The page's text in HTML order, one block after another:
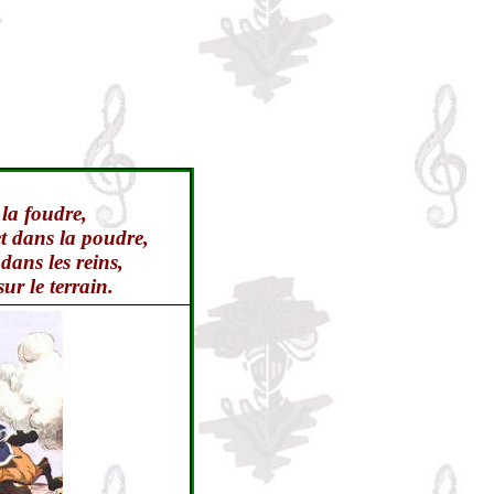
la foudre,
dans la poudre,
les reins,
le terrain.